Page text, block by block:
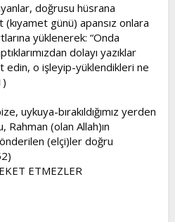
doğrusu hüsrana
(kıyamet günü) apansız onlara
yüklenerek: “Onda
dolayı yazıklar
edin, o işleyip-yüklendikleri ne
uykuya-bırakıldığımız yerden
Rahman (olan Allah)ın
(elçi)ler doğru
ETMEZLER